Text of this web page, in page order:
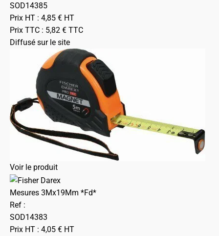
SOD14385
Prix HT : 4,85 € HT
Prix TTC : 5,82 € TTC
Diffusé sur le site
Voir le produit
Mesures 3Mx19Mm *Fd*
Ref :
SOD14383
Prix HT : 4,05 € HT